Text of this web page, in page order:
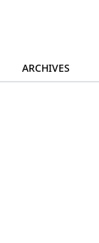
ARCHIVES